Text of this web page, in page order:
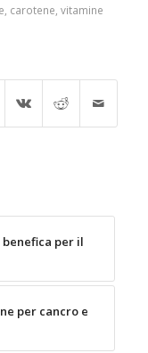
carotene vitamine
benefica per il
per cancro e